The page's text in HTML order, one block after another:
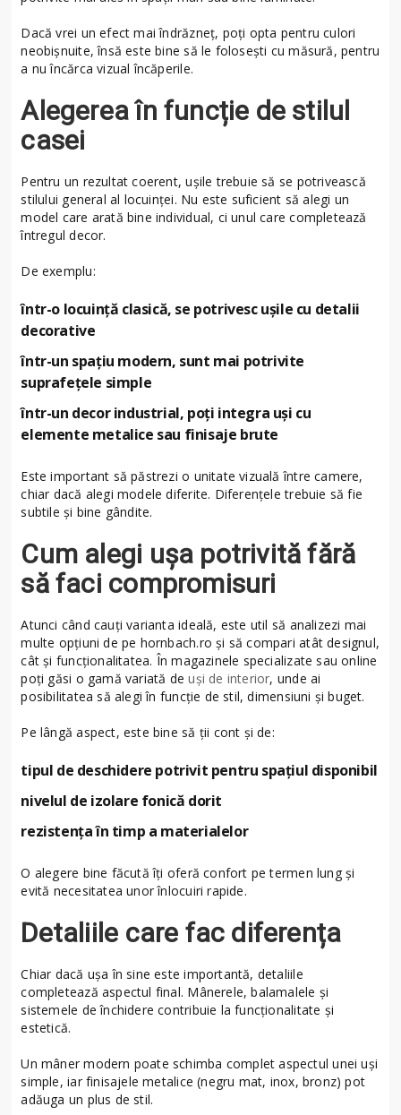
Dacă vrei un efect mai îndrăzneț, poți opta pentru culori
neobișnuite, însă este bine să le folosești cu măsură, pentru
a nu încărca vizual încăperile.
Alegerea în funcție de stilul
casei
Pentru un rezultat coerent, ușile trebuie să se potrivească
stilului general al locuinței. Nu este suficient să alegi un
model care arată bine individual, ci unul care completează
întregul decor.
De exemplu:
într-o locuință clasică, se potrivesc ușile cu detalii
decorative
într-un spațiu modern, sunt mai potrivite
suprafețele simple
într-un decor industrial, poți integra uși cu
elemente metalice sau finisaje brute
Este important să păstrezi o unitate vizuală între camere,
chiar dacă alegi modele diferite. Diferențele trebuie să fie
subtile și bine gândite.
Cum alegi ușa potrivită fără
să faci compromisuri
Atunci când cauți varianta ideală, este util să analizezi mai
multe opțiuni de pe hornbach.ro și să compari atât designul,
cât și funcționalitatea. În magazinele specializate sau online
poți găsi o gamă variată deuși de interior, unde ai
posibilitatea să alegi în funcție de stil, dimensiuni și buget.
Pe lângă aspect, este bine să ții cont și de:
tipul de deschidere potrivit pentru spațiul disponibil
nivelul de izolare fonică dorit
rezistența în timp a materialelor
O alegere bine făcută îți oferă confort pe termen lung și
evită necesitatea unor înlocuiri rapide.
Detaliile care fac diferența
Chiar dacă ușa în sine este importantă, detaliile
completează aspectul final. Mânerele, balamalele și
sistemele de închidere contribuie la funcționalitate și
estetică.
Un mâner modern poate schimba complet aspectul unei uși
simple, iar finisajele metalice (negru mat, inox, bronz) pot
adăuga un plus de stil.